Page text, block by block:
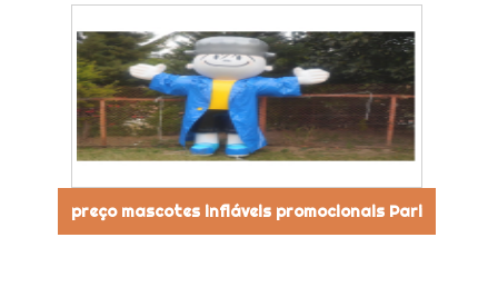
preço mascotes infláveis promocionais Pari